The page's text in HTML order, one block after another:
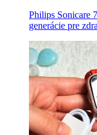
Philips Sonicare
generácie pre